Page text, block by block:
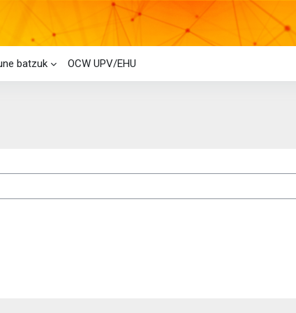
batzuk OCW UPV/EHU